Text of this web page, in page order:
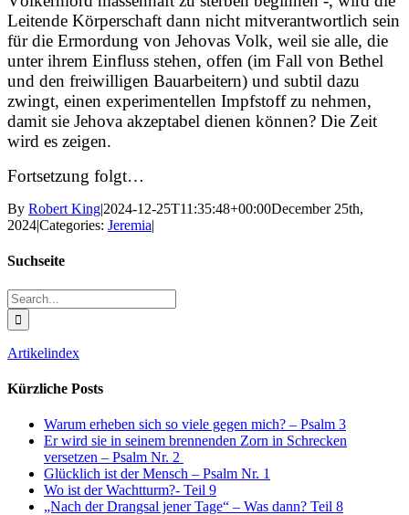
Leitende Körperschaft dann nicht mitverantwortlich sein
für die Ermordung von Jehovas Volk, weil sie alle, die
unter ihrem Einfluss stehen, offen (im Fall von Bethel
und den freiwilligen Bauarbeitern) und subtil dazu
zwingt, einen experimentellen Impfstoff zu nehmen,
damit sie Jehova akzeptabel dienen können? Die Zeit
wird es zeigen.
Fortsetzung folgt…
By Robert King|2024-12-25T11:35:48+00:00December 25th,
2024|Categories: Jeremia|
Suchseite
Search
for:
Artikelindex
Kürzliche Posts
Warum erheben sich so viele gegen mich? – Psalm 3
Er wird sie in seinem brennenden Zorn in Schrecken
versetzen – Psalm Nr. 2
Glücklich ist der Mensch – Psalm Nr. 1
Wo ist der Wachtturm?- Teil 9
„Nach der Drangsal jener Tage“ – Was dann? Teil 8